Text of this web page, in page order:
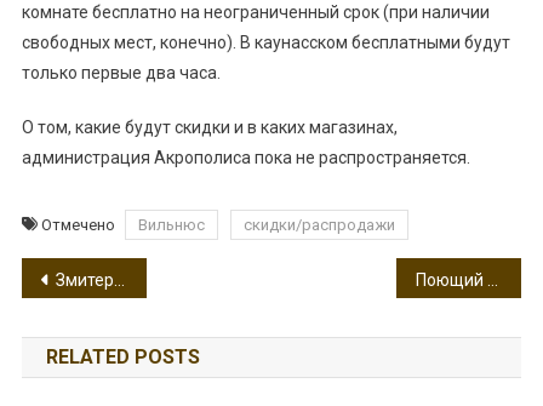
комнате бесплатно на неограниченный срок (при наличии
свободных мест, конечно). В каунасском бесплатными будут
только первые два часа.
О том, какие будут скидки и в каких магазинах,
администрация Акрополиса пока не распространяется.
Отмечено Вильнюс скидки/распродажи
Навигация
по
записям
Змитер Войтюшкевич споет для белорусов в Вильнюсе (+бесплатные визы)
RELATED POSTS